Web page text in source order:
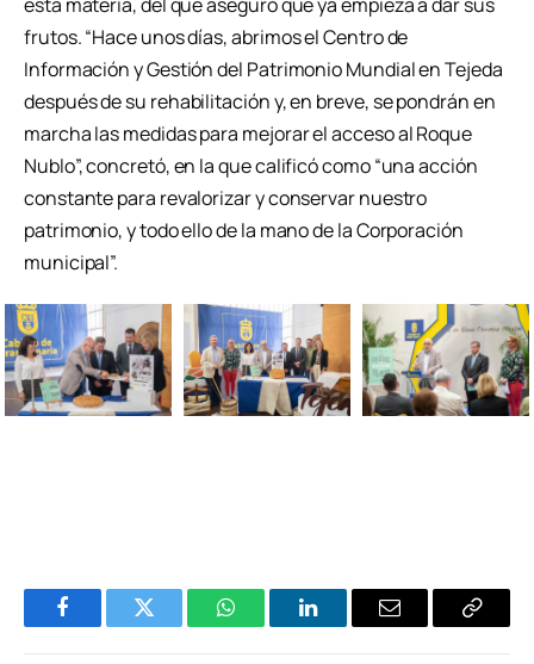
esta materia, del que aseguró que ya empieza a dar sus
frutos. “Hace unos días, abrimos el Centro de
Información y Gestión del Patrimonio Mundial en Tejeda
después de su rehabilitación y, en breve, se pondrán en
marcha las medidas para mejorar el acceso al Roque
Nublo”, concretó, en la que calificó como “una acción
constante para revalorizar y conservar nuestro
patrimonio, y todo ello de la mano de la Corporación
municipal”.
FacebookTwitter WhatsAppLinkedInEmail
Copiar